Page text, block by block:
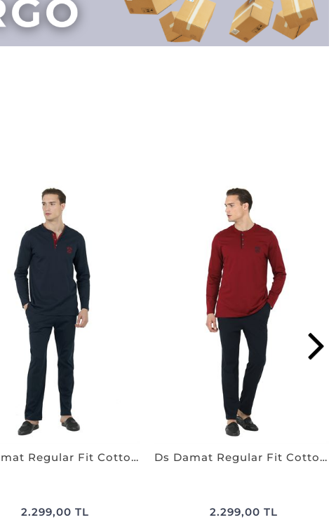
Ds Damat Regular Fit Cotton Pijama Takımı K.LACİVERT
2.299,00 TL
Ds Damat Regular Fit Cotton Pijama Takımı BORDO
2.299,00 TL